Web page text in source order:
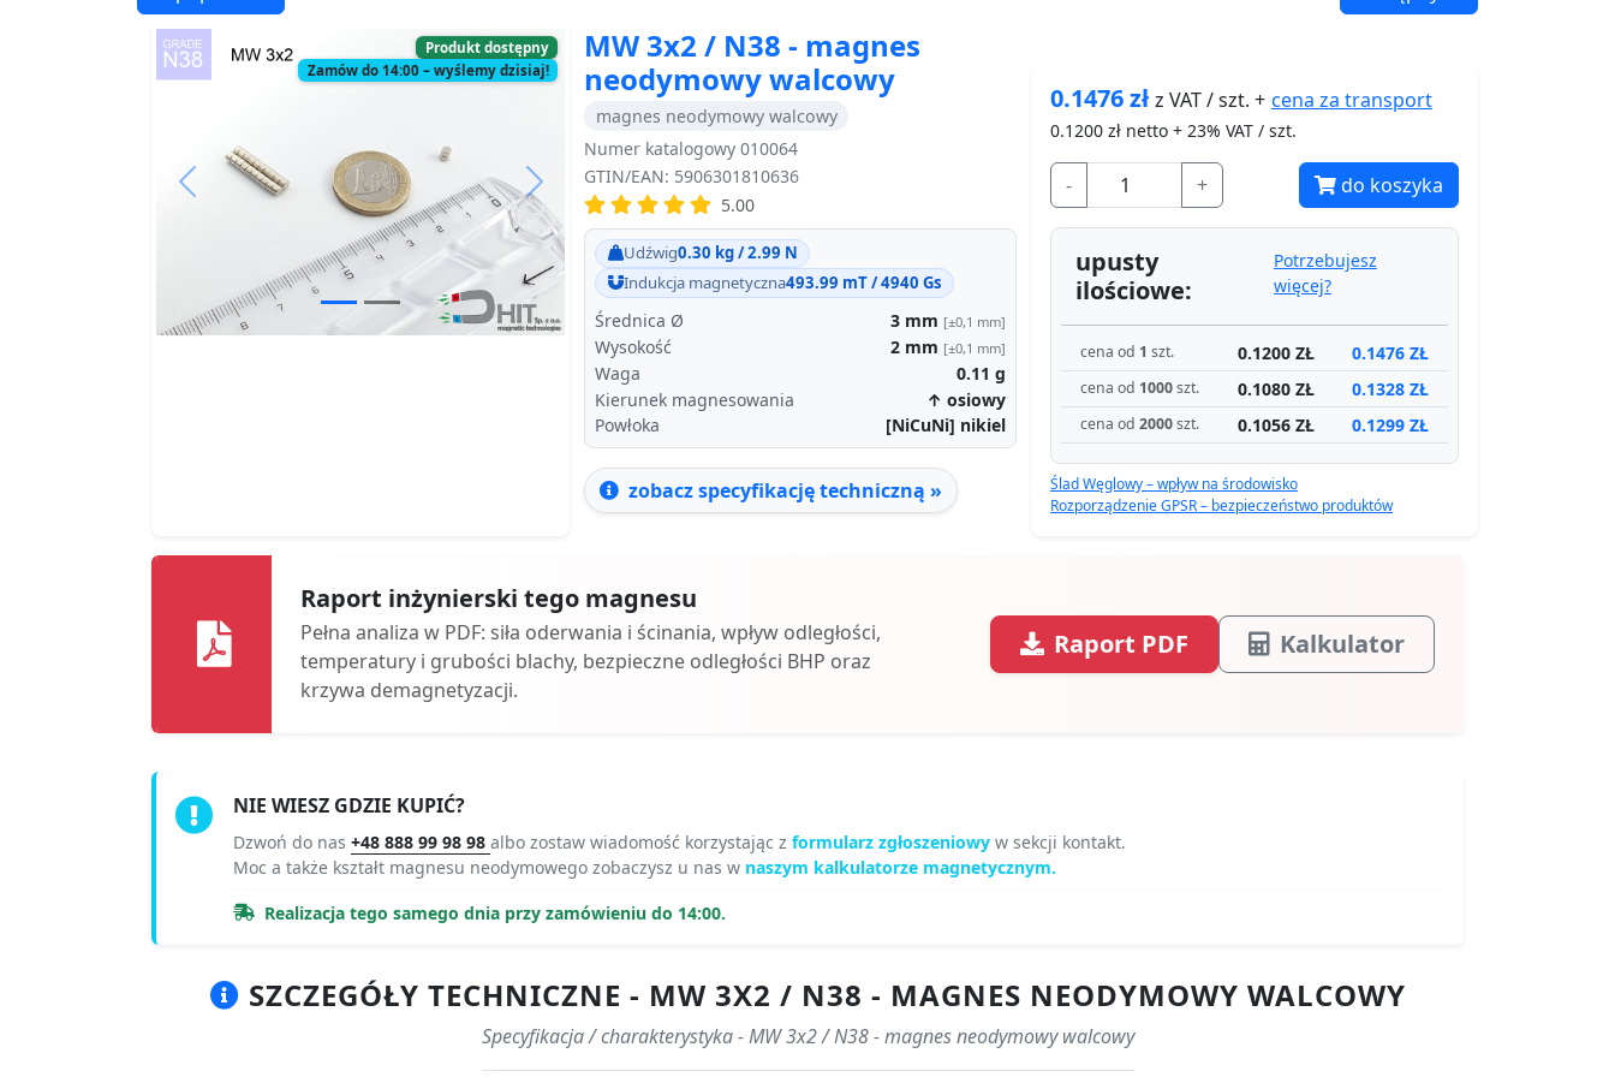
Produkt dostępny
Zamów do 14:00 – wyślemy dzisiaj!
Next
MW 3x2 / N38 - magnes
neodymowy walcowy
magnes neodymowy walcowy
Numer katalogowy 010064
GTIN/EAN: 5906301810636
5.00
Udźwig0.30 kg / 2.99 N
Indukcja magnetyczna493.99 mT / 4940 Gs
Średnica Ø 3 mm [±0,1 mm]
Wysokość 2 mm [±0,1 mm]
Waga 0.11 g
Kierunek magnesowania
↑ osiowy
Powłoka
[NiCuNi] nikiel
zobacz specyfikację techniczną »
0.1476złz VAT / szt. + cena za transport
0.1200 zł netto + 23% VAT / szt.
- + do koszyka
upusty
ilościowe:
Potrzebujesz
więcej?
cena od 1 szt. 0.1200 ZŁ 0.1476 ZŁ
cena od 1000szt. 0.1080 ZŁ 0.1328 ZŁ
cena od 2000szt. 0.1056 ZŁ 0.1299 ZŁ
Ślad Węglowy – wpływ na środowisko
Rozporządzenie GPSR – bezpieczeństwo produktów
Raport inżynierski tego magnesu
Pełna analiza w PDF: siła oderwania i ścinania, wpływ odległości,
temperatury i grubości blachy, bezpieczne odległości BHP oraz
krzywa demagnetyzacji.
Raport PDF Kalkulator
NIE WIESZ GDZIE KUPIĆ?
Dzwoń do nas +48 888 99 98 98 albo zostaw wiadomość korzystając z formularz zgłoszeniowy w sekcji kontakt.
Moc a także kształt magnesu neodymowego zobaczysz u nas w naszym kalkulatorze magnetycznym.
Realizacja tego samego dnia przy zamówieniu do 14:00.
SZCZEGÓŁY TECHNICZNE - MW 3X2 / N38 - MAGNES NEODYMOWY WALCOWY
Specyfikacja / charakterystyka - MW 3x2 / N38 - magnes neodymowy walcowy